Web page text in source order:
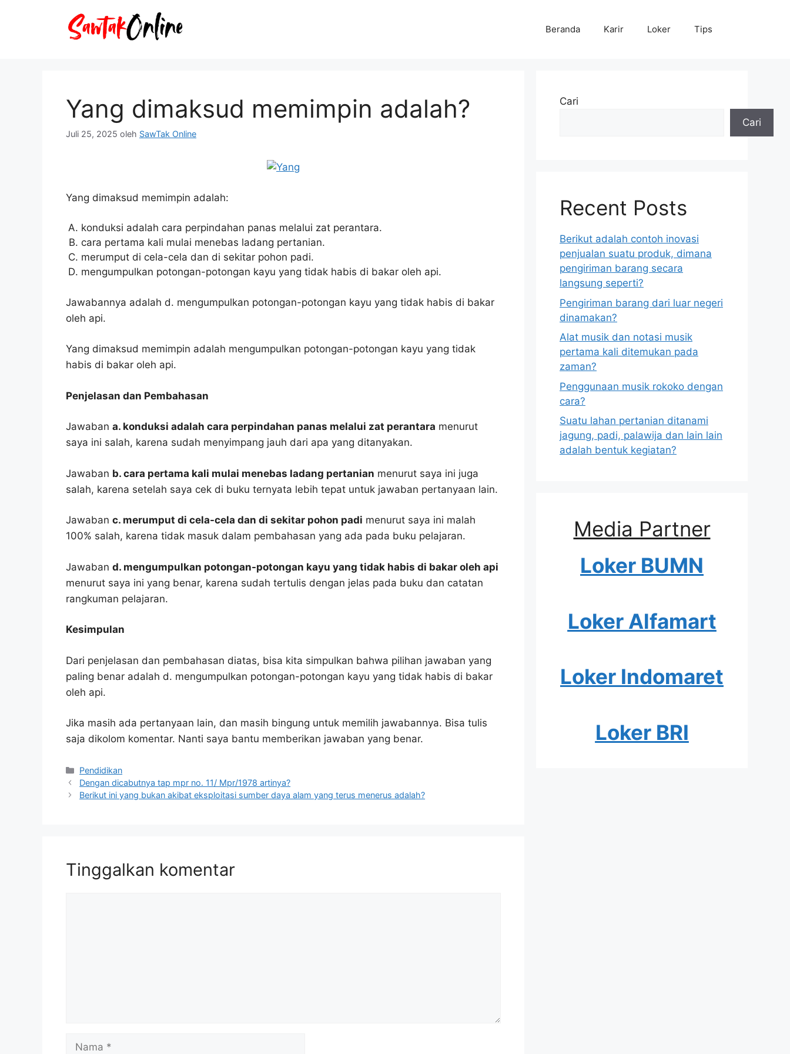
Beranda Karir Loker Tips
Yang dimaksud memimpin adalah?
Juli 25, 2025 oleh SawTak Online
Yang dimaksud memimpin adalah:
konduksi adalah cara perpindahan panas melalui zat perantara.
cara pertama kali mulai menebas ladang pertanian.
merumput di cela-cela dan di sekitar pohon padi.
mengumpulkan potongan-potongan kayu yang tidak habis di bakar oleh api.
Jawabannya adalah d. mengumpulkan potongan-potongan kayu yang tidak habis di bakar
oleh api.
Yang dimaksud memimpin adalah mengumpulkan potongan-potongan kayu yang tidak
habis di bakar oleh api.
Penjelasan dan Pembahasan
Jawaban a. konduksi adalah cara perpindahan panas melalui zat perantara menurut
saya ini salah, karena sudah menyimpang jauh dari apa yang ditanyakan.
Jawaban b. cara pertama kali mulai menebas ladang pertanian menurut saya ini juga
salah, karena setelah saya cek di buku ternyata lebih tepat untuk jawaban pertanyaan lain.
Jawaban c. merumput di cela-cela dan di sekitar pohon padi menurut saya ini malah
100% salah, karena tidak masuk dalam pembahasan yang ada pada buku pelajaran.
Jawaban d. mengumpulkan potongan-potongan kayu yang tidak habis di bakar oleh api
menurut saya ini yang benar, karena sudah tertulis dengan jelas pada buku dan catatan
rangkuman pelajaran.
Kesimpulan
Dari penjelasan dan pembahasan diatas, bisa kita simpulkan bahwa pilihan jawaban yang
paling benar adalah d. mengumpulkan potongan-potongan kayu yang tidak habis di bakar
oleh api.
Jika masih ada pertanyaan lain, dan masih bingung untuk memilih jawabannya. Bisa tulis
saja dikolom komentar. Nanti saya bantu memberikan jawaban yang benar.
Kategori
Pendidikan
Dengan dicabutnya tap mpr no. 11/ Mpr/1978 artinya?
Berikut ini yang bukan akibat eksploitasi sumber daya alam yang terus menerus adalah?
Tinggalkan komentar
Nama
Cari
Cari
Recent Posts
Berikut adalah contoh inovasi
penjualan suatu produk, dimana
pengiriman barang secara
langsung seperti?
Pengiriman barang dari luar negeri
dinamakan?
Alat musik dan notasi musik
pertama kali ditemukan pada
zaman?
Penggunaan musik rokoko dengan
cara?
Suatu lahan pertanian ditanami
jagung, padi, palawija dan lain lain
adalah bentuk kegiatan?
Media Partner
Loker BUMN
Loker Alfamart
Loker Indomaret
Loker BRI